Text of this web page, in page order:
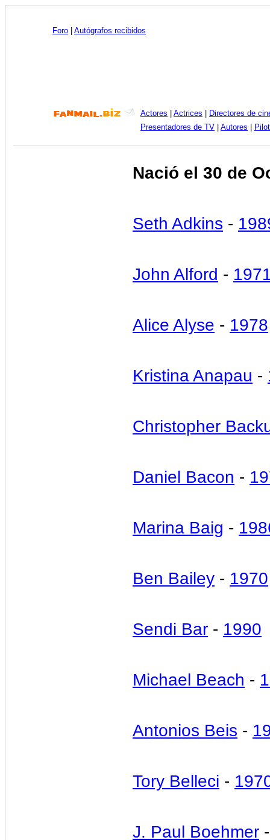
Foro Autógrafos recibidos
Actores Actrices
Directores de
Presentadores de TV
Autores
Nació el 30 de
Seth Adkins -
John Alford -
Alice Alyse - 1978
Kristina Anapau -
Christopher
Daniel Bacon -
Marina Baig -
Ben Bailey - 1970
Sendi Bar - 1990
Michael Beach -
Antonios Beis -
Tory Belleci -
J. Paul Boehmer